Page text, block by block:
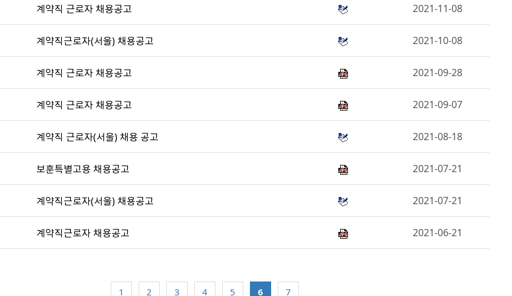
계약직 근로자 채용공고 2021-11-08
계약직근로자(서울) 채용공고 2021-10-08
계약직 근로자 채용공고 2021-09-28
계약직 근로자 채용공고 2021-09-07
계약직 근로자(서울) 채용 공고 2021-08-18
보훈특별고용 채용공고 2021-07-21
계약직근로자(서울) 채용공고 2021-07-21
계약직근로자 채용공고 2021-06-21
1 2 3 4 5 6 7